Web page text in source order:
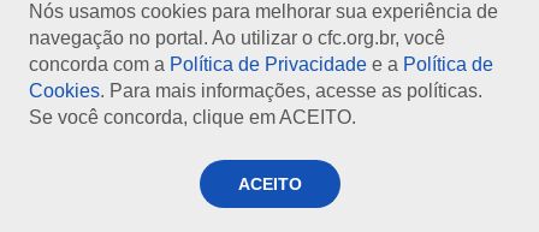
Nós usamos cookies para melhorar sua experiência de
navegação no portal. Ao utilizar o cfc.org.br, você
concorda com a Política de Privacidade e a Política de
Cookies. Para mais informações, acesse as políticas.
Se você concorda, clique em ACEITO.
ACEITO
Conselho Diretor
Nossa Sede
Planejamento
Organograma
Medalha João Lyra